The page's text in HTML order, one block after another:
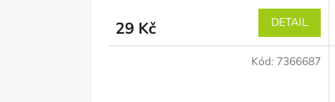
29 Kč DETAIL
Kód: 7366687